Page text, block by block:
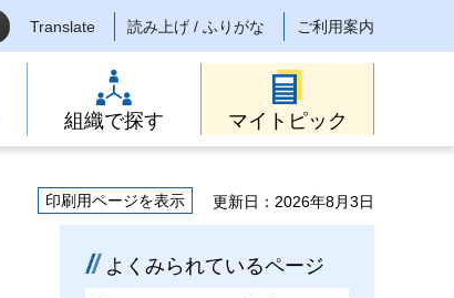
Translate 読み上げ / ふりがな ご利用案内
組織で探す マイトピック
印刷用ページを表示
更新日：2026年8月3日
よくみられているページ